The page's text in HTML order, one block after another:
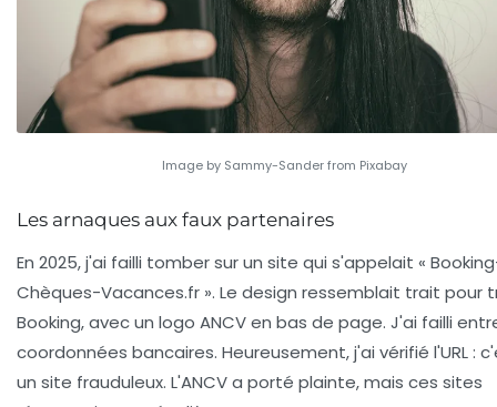
Image by Sammy-Sander from Pixabay
Les arnaques aux faux partenaires
En 2025, j'ai failli tomber sur un site qui s'appelait «
Chèques-Vacances.fr ». Le design ressemblait trait pour
Booking, avec un logo ANCV en bas de page. J'ai failli
coordonnées bancaires. Heureusement, j'ai vérifié l'URL :
un site frauduleux. L'ANCV a porté plainte, mais ces sites